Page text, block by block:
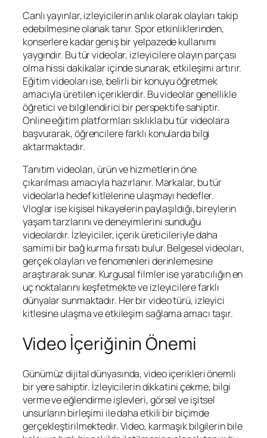
Canlı yayınlar, izleyicilerin anlık olarak olayları takip
edebilmesine olanak tanır. Spor etkinliklerinden,
konserlere kadar geniş bir yelpazede kullanımı
yaygındır. Bu tür videolar, izleyicilere olayın parçası
olma hissi dakikalar içinde sunarak, etkileşimi artırır.
Eğitim videoları ise, belirli bir konuyu öğretmek
amacıyla üretilen içeriklerdir. Bu videolar genellikle
öğretici ve bilgilendirici bir perspektife sahiptir.
Online eğitim platformları sıklıkla bu tür videolara
başvurarak, öğrencilere farklı konularda bilgi
aktarmaktadır.
Tanıtım videoları, ürün ve hizmetlerin öne
çıkarılması amacıyla hazırlanır. Markalar, bu tür
videolarla hedef kitlelerine ulaşmayı hedefler.
Vloglar ise kişisel hikayelerin paylaşıldığı, bireylerin
yaşam tarzlarını ve deneyimlerini sunduğu
videolardır. İzleyiciler, içerik üreticileriyle daha
samimi bir bağ kurma fırsatı bulur. Belgesel videoları,
gerçek olayları ve fenomenleri derinlemesine
araştırarak sunar. Kurgusal filmler ise yaratıcılığın en
uç noktalarını keşfetmekte ve izleyicilere farklı
dünyalar sunmaktadır. Her bir video türü, izleyici
kitlesine ulaşma ve etkileşim sağlama amacı taşır.
Video İçeriğinin Önemi
Günümüz dijital dünyasında, video içerikleri önemli
bir yere sahiptir. İzleyicilerin dikkatini çekme, bilgi
verme ve eğlendirme işlevleri, görsel ve işitsel
unsurların birleşimi ile daha etkili bir biçimde
gerçekleştirilmektedir. Video, karmaşık bilgilerin bile